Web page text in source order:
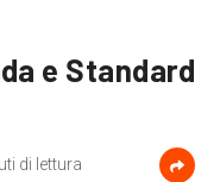
e Standard
di lettura